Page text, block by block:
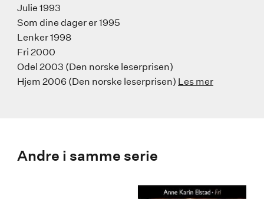
Julie 1993
Som dine dager er 1995
Lenker 1998
Fri 2000
Odel 2003 (Den norske leserprisen)
Hjem 2006 (Den norske leserprisen) Les mer
Andre i samme serie